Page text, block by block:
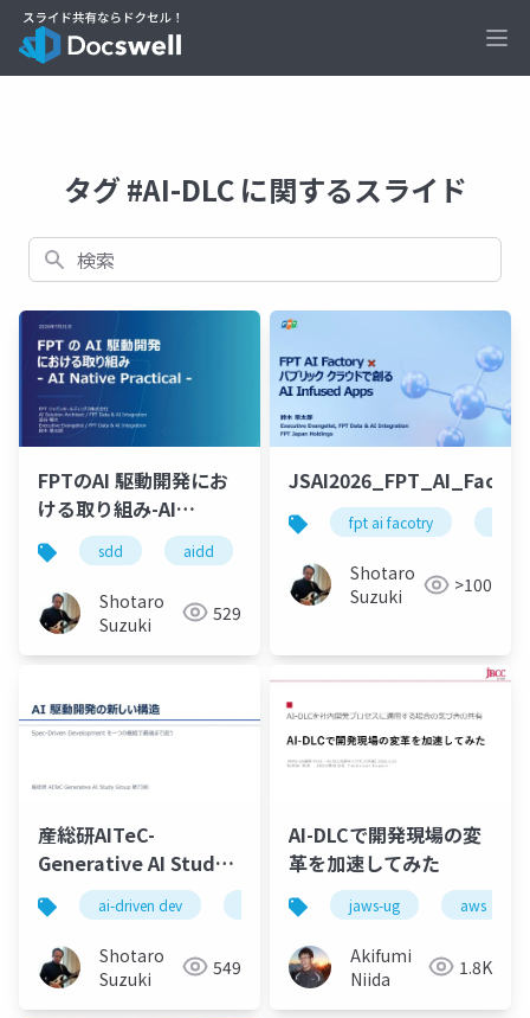
タグ #AI-DLC に関するスライド
検索
FPTのAI 駆動開発にお
ける取り組み-AI
Native Practical
sdd aidd
Shotaro
Suzuki
529
fpt ai facotry
Shotaro
Suzuki
>100
産総研AITeC-
Generative AI Study
Group-第73
回-20260526-SDDセッ
ション-公開版
ai-driven dev spec kit specify plan
Shotaro
Suzuki
549
AI-DLCで開発現場の変
革を加速してみた
jaws-ug aws
Akifumi
Niida
1.8K